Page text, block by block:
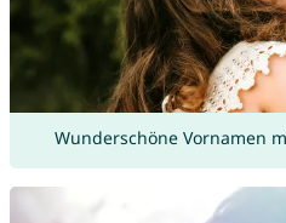
Wunderschöne Vornamen